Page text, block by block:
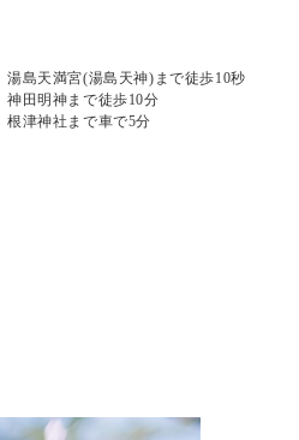
湯島天満宮(湯島天神)まで徒歩10秒
神田明神まで徒歩10分
根津神社まで車で5分